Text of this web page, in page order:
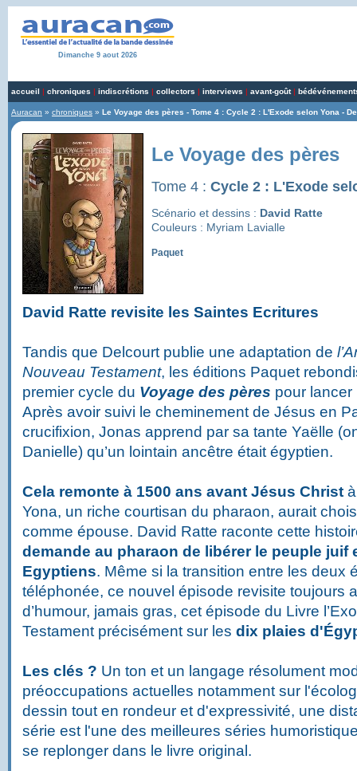
Dimanche 9 aout 2026
accueil | chroniques | indiscrétions | collectors | interviews | avant-goût|
Auracan » chroniques » Le Voyage des pères - Tome 4 : Cycle 2 : L'Exode selon Yona -
Le Voyage des pères
Tome 4 : Cycle 2 : L'Exode
Scénario et dessins : David Ratte
Couleurs : Myriam Lavialle
Paquet
David Ratte revisite les Saintes Ecritures
Tandis que Delcourt publie une adaptation de
Nouveau Testament, les éditions Paquet
premier cycle du Voyage des pères pour
Après avoir suivi le cheminement de Jésus en
crucifixion, Jonas apprend par sa tante Yaëlle
Danielle) qu’un lointain ancêtre était égyptien.
Cela remonte à 1500 ans avant Jésus Christ
Yona, un riche courtisan du pharaon, aurait
comme épouse. David Ratte raconte cette
demande au pharaon de libérer le peuple juif
Egyptiens. Même si la transition entre les deux
téléphonée, ce nouvel épisode revisite toujours
d’humour, jamais gras, cet épisode du Livre
Testament précisément sur les dix plaies
Les clés ? Un ton et un langage résolument
préoccupations actuelles notamment sur
dessin tout en rondeur et d'expressivité, une
série est l'une des meilleures séries
se replonger dans le livre original.